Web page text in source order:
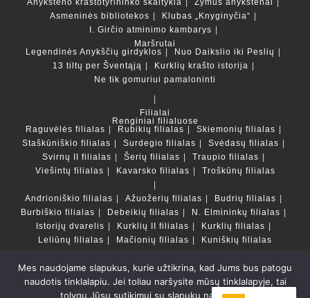
Anykštėno kraštotyrininko skaitykla
Žymūs anykštėnai
Asmeninės bibliotekos
Klubas „Knyginyčia“
I. Girčio atminimo kambarys
Maršrutai
Legendinės Anykščių girdyklos
Nuo Daikslio iki Peslių
13 tiltų per Šventąją
Kurklių krašto istorija
Ne tik gomuriui pamaloninti
Filialai
Renginiai filialuose
Raguvėlės filialas
Rubikių filialas
Skiemonių filialas
Staškūniškio filialas
Surdegio filialas
Svėdasų filialas
Svirnų II filialas
Šerių filialas
Traupio filialas
Viešintų filialas
Kavarsko filialas Troškūnų filialas
Andrioniškio filialas Ažuožerių filialas
Budrių filialas
Burbiškio filialas
Debeikių filialas
N. Elmininkų filialas
Istorijų dvarelis
Kurklių II filialas
Kurklių filialas
Leliūnų filialas
Mačionių filialas Kuniškių filialas
Duomenų bazės ir katalogai
LT
Mes naudojame slapukus, kurie užtikrina, kad Jums bus patogu
naudotis tinklalapiu. Jei toliau naršysite mūsų tinklalapyje, tai
tolygu Jūsų sutikimui su slapukų naudojimu.